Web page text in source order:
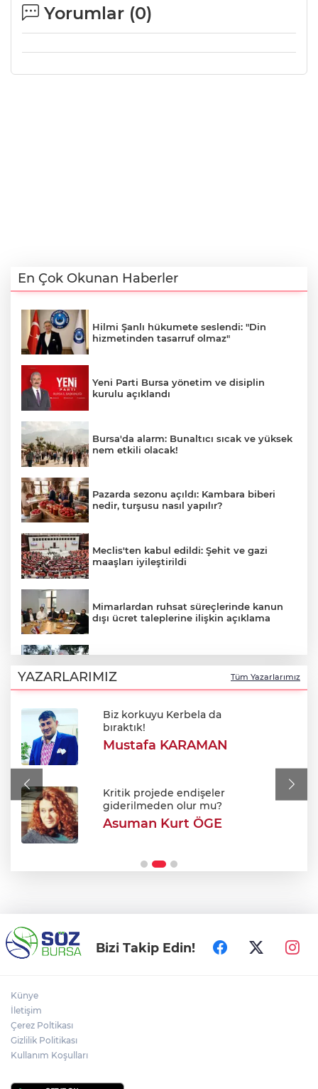
Yorumlar (0)
En Çok Okunan Haberler
Hilmi Şanlı hükumete seslendi: "Din
hizmetinden tasarruf olmaz"
Yeni Parti Bursa yönetim ve disiplin
kurulu açıklandı
Bursa'da alarm: Bunaltıcı sıcak ve yüksek
nem etkili olacak!
Pazarda sezonu açıldı: Kambara biberi
nedir, turşusu nasıl yapılır?
Meclis'ten kabul edildi: Şehit ve gazi
maaşları iyileştirildi
Mimarlardan ruhsat süreçlerinde kanun
dışı ücret taleplerine ilişkin açıklama
buluştu
Oktay Yılmaz: "Spor yapmayan çocuk
kalmayacak"
Otomotiv ihracatı Temmuzda 3.5 milyar
YAZARLARIMIZ Tüm Yazarlarımız
Biz korkuyu Kerbela da
bıraktık!
Mustafa KARAMAN
Kritik projede endişeler
giderilmeden olur mu?
Asuman Kurt ÖGE
Bizi Takip Edin!
Künye
İletişim
Çerez Poltikası
Gizlilik Politikası
Kullanım Koşulları